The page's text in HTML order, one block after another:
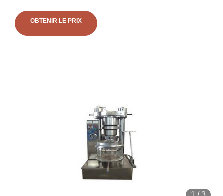
$ + 15,00 $ d'expédition. Presse à huile automatique 1500w, presseur
en acier inoxydable, contrôle intelligent 5kg/h. 269,92 $ + 8,99 $
OBTENIR LE PRIX